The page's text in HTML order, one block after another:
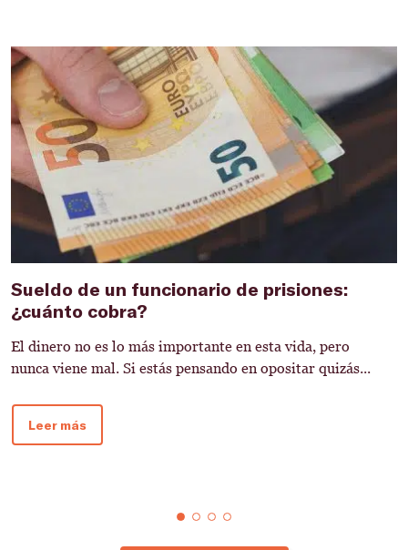
Sueldo de un funcionario de prisiones:
¿cuánto cobra?
El dinero no es lo más importante en esta vida, pero
nunca viene mal. Si estás pensando en opositar quizás...
Leer más